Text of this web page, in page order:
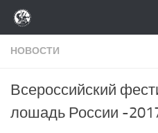
Перейти к содержимому
НОВОСТИ
Всероссийский
лошадь России -